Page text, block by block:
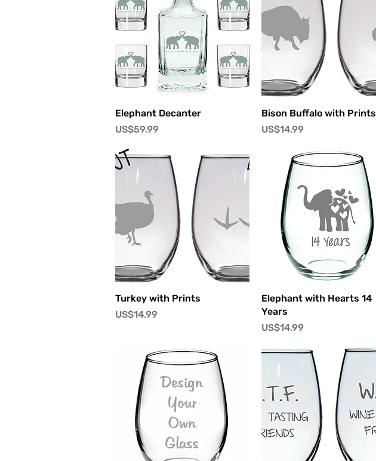
快速瀏覽
Elephant Decanter
價格
US$59.99
快速瀏覽
Bison Buffalo with Prints
價格
US$14.99
快速瀏覽
Turkey with Prints
價格
US$14.99
快速瀏覽
Elephant with Hearts 14
Years
價格
US$14.99